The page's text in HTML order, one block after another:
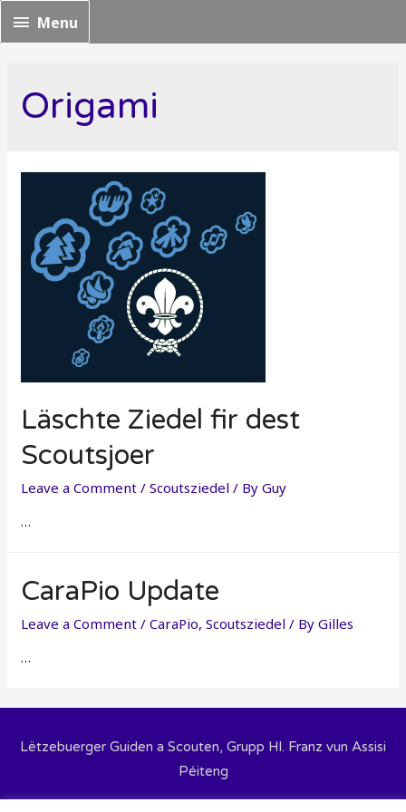
Menu
Menu
Origami
Läschte Ziedel fir dest
Scoutsjoer
Leave a Comment /Scoutsziedel / ByGuy
…
CaraPio Update
Leave a Comment /CaraPio,Scoutsziedel / ByGilles
…
Lëtzebuerger Guiden a Scouten, Grupp Hl. Franz vun Assisi
Péiteng